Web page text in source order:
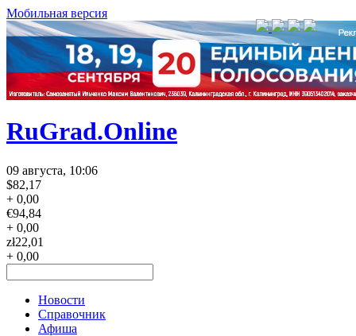
Мобильная версия
RuGrad.Online
09 августа, 10:06
$82,17
+ 0,00
€94,84
+ 0,00
zł22,01
+ 0,00
Новости
Справочник
Афиша